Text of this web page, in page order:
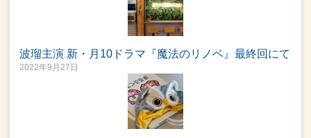
波瑠主演 新・月10ドラマ『魔法のリノベ』最終回にて
2022年9月27日